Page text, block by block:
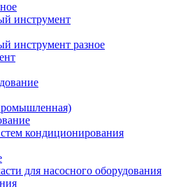
инструмент
инструмент разное
кондиционирования
для насосного оборудования